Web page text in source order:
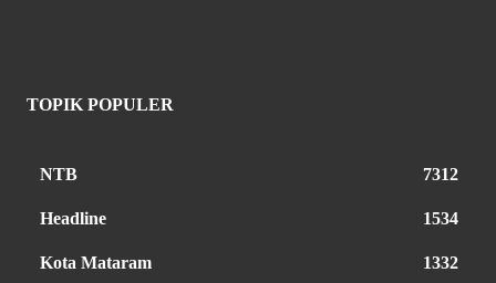
TOPIK POPULER
NTB 7312
Headline 1534
Kota Mataram 1332